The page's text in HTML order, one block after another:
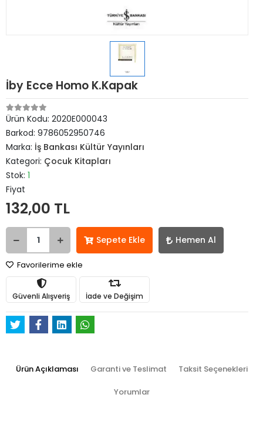
İby Ecce Homo K.Kapak
Ürün Kodu: 2020E000043
Barkod: 9786052950746
Marka: İş Bankası Kültür Yayınları
Kategori: Çocuk Kitapları
Stok: 1
Fiyat
132,00 TL
Sepete Ekle Hemen Al
Favorilerime ekle
Güvenli Alışveriş İade ve Değişim
Ürün Açıklaması Garanti ve Teslimat Taksit Seçenekleri
Yorumlar